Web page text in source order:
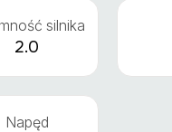
silnika
2.0
Napęd